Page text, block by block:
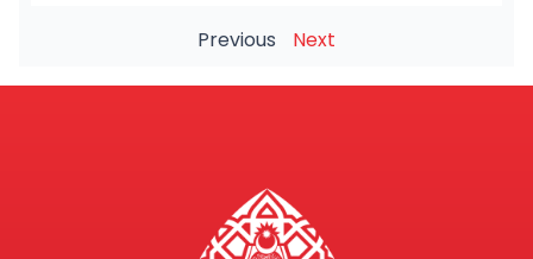
Previous Next